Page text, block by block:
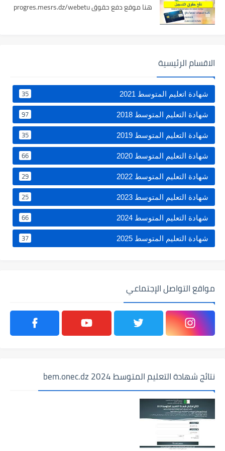
هنا موقع دفع حقوق progres.mesrs.dz/webetu
الاقسام الرئيسية
شهادة اتعليم المتوسط 2021 35
شهادة التعليم المتوسط 2018 97
شهادة التعليم المتوسط 2019 35
شهادة التعليم المتوسط 2020 66
شهادة التعليم المتوسط 2022 29
شهادة التعليم المتوسط 2023 25
شهادة التعليم المتوسط 2024 66
شهادة التعليم المتوسط 2025 37
مواقع التواصل الإجتماعي
نتائج شهادة التعليم المتوسط 2024 bem.onec.dz